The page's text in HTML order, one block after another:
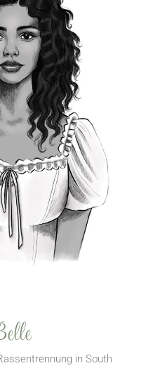
in South